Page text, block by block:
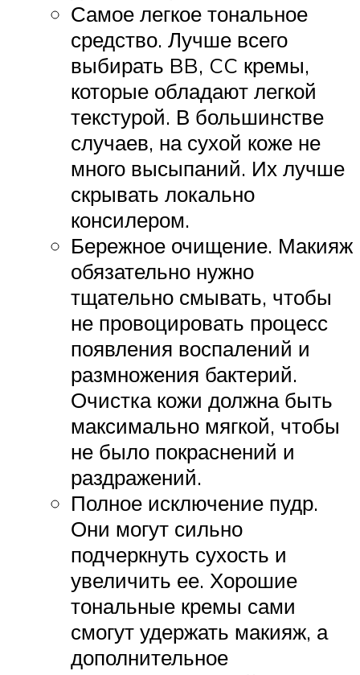
Самое легкое тональное
средство. Лучше всего
выбирать BB, CC кремы,
которые обладают легкой
текстурой. В большинстве
случаев, на сухой коже не
много высыпаний. Их лучше
скрывать локально
консилером.
Бережное очищение. Макияж
обязательно нужно
тщательно смывать, чтобы
не провоцировать процесс
появления воспалений и
размножения бактерий.
Очистка кожи должна быть
максимально мягкой, чтобы
не было покраснений и
раздражений.
Полное исключение пудр.
Они могут сильно
подчеркнуть сухость и
увеличить ее. Хорошие
тональные кремы сами
смогут удержать макияж, а
дополнительное